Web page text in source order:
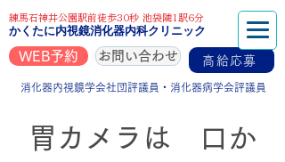
練馬石神井公園駅前徒歩30秒 池袋隣1駅6分
かくたに内視鏡消化器内科クリニック
お問い合わせ
WEB予約 高給応募
消化器内視鏡学会社団評議員・消化器病学会評議員
胃カメラは 口か